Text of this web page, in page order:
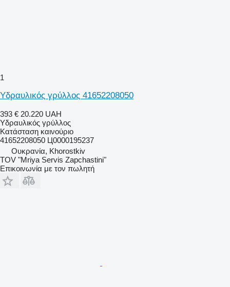
1
Υδραυλικός γρύλλος 41652208050
393 € 20.220 UAH
Υδραυλικός γρύλλος
Κατάσταση καινούριο
41652208050 Ц0000195237
Ουκρανία, Khorostkiv
TOV "Mriya Servis Zapchastini"
Επικοινωνία με τον πωλητή